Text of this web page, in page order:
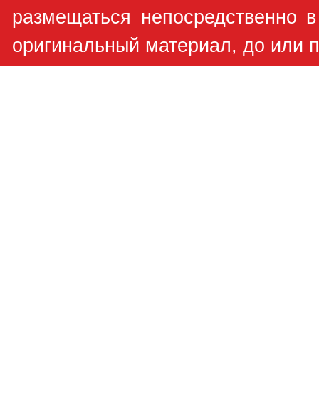
размещаться непосредственно
оригинальный материал, до или